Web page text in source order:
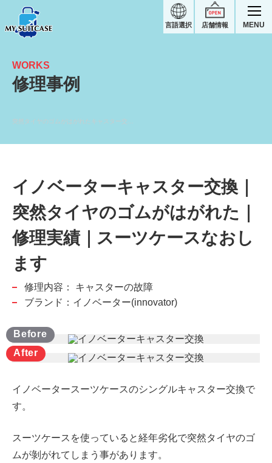
店舗情報
言語選択 MENU
WORKS
修理事例
イノベーターキャスター交換｜
突然タイヤのゴムがはがれた｜
修理実績｜スーツケースなおし
ます
修理内容：
キャスターの故障
ブランド：イノベーター(innovator)
イノベータースーツケースのシングルキャスター交換で
す。
スーツケースを使っていると経年劣化で突然タイヤのゴ
ムが剝がれてしまう事があります。